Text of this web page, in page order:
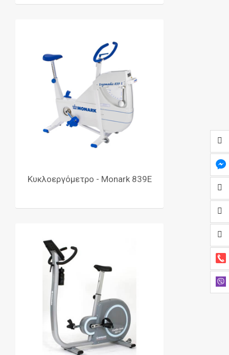
Κυκλοεργόμετρο - Monark 839E